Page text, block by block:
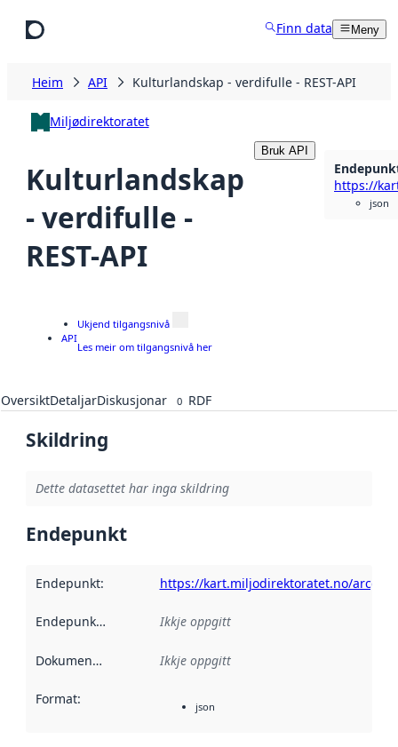
Finn data Meny
Heim API Kulturlandskap - verdifulle - REST-API
Miljødirektoratet
Kulturlandskap
- verdifulle -
REST-API
Bruk API
json
API
Ukjend tilgangsnivå
Les meir om tilgangsnivå her
OversiktDetaljarDiskusjonar 0 RDF
Skildring
Dette datasettet har inga skildring
Endepunkt
Endepunkt: https://kart.miljodirektoratet.no/
Endepunktskildring Ikkje oppgitt
Dokumentasjon Ikkje oppgitt
Format: json